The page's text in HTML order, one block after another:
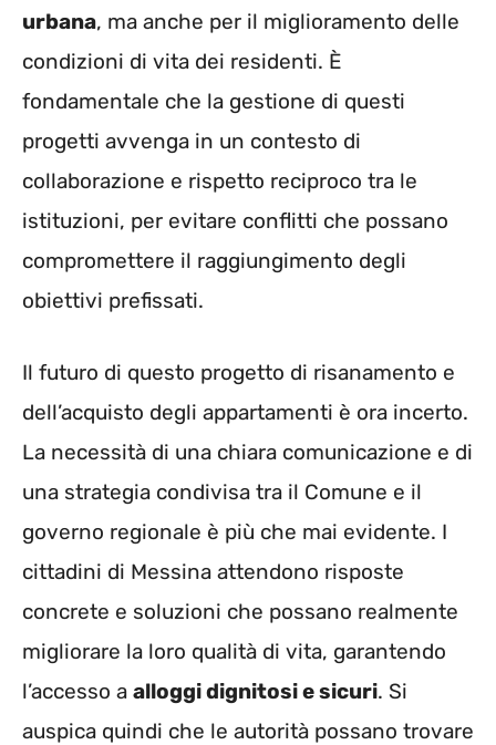
urbana, ma anche per il miglioramento delle
condizioni di vita dei residenti. È
fondamentale che la gestione di questi
progetti avvenga in un contesto di
collaborazione e rispetto reciproco tra le
istituzioni, per evitare conflitti che possano
compromettere il raggiungimento degli
obiettivi prefissati.
Il futuro di questo progetto di risanamento e
dell’acquisto degli appartamenti è ora incerto.
La necessità di una chiara comunicazione e di
una strategia condivisa tra il Comune e il
governo regionale è più che mai evidente. I
cittadini di Messina attendono risposte
concrete e soluzioni che possano realmente
migliorare la loro qualità di vita, garantendo
l’accesso a alloggi dignitosi e sicuri. Si
auspica quindi che le autorità possano trovare